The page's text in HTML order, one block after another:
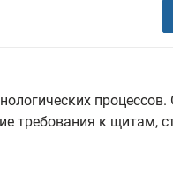
процессов.
требования к щитам,